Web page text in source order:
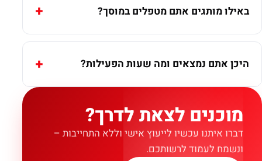
באילו מותגים אתם מטפלים במוסך?
היכן אתם נמצאים ומה שעות הפעילות?
מוכנים לצאת לדרך?
דברו איתנו עכשיו לייעוץ אישי וללא התחייבות –
ונשמח לעמוד לרשותכם.